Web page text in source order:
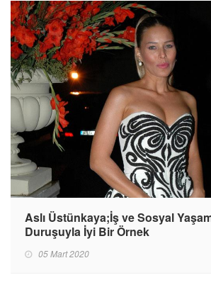
Aslı Üstünkaya;İş ve Sosyal
Duruşuyla İyi Bir Örnek
05 Mart 2020